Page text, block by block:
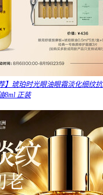
】琥珀时光眼油眼霜淡化细纹
8ml 正装